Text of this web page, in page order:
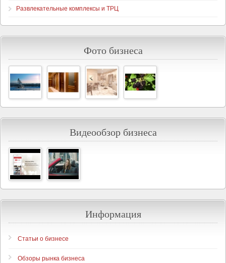
Развлекательные комплексы и ТРЦ
Фото бизнеса
Видеообзор бизнеса
Информация
Статьи о бизнесе
Обзоры рынка бизнеса